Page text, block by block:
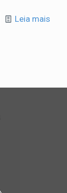
Leia mais